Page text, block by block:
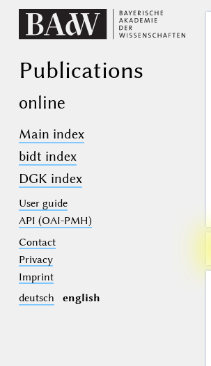
Publications
online
Main index
bidt index
DGK index
User guide
API (OAI-PMH)
Contact
Privacy
Imprint
deutsch
english